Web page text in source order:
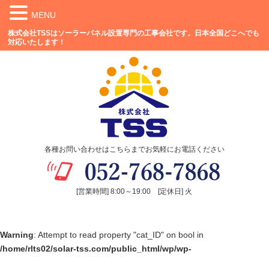
株式会社TSSはソーラーパネル設置専門の工事会社です。日本全国どこへでも
対応いたします！
各種お問い合わせはこちらまでお気軽にお電話ください
[営業時間] 8:00～19:00 [定休日] 火
Warning: Attempt to read property "cat_ID" on bool in
/home/rlts02/solar-tss.com/public_html/wp/wp-
MENU